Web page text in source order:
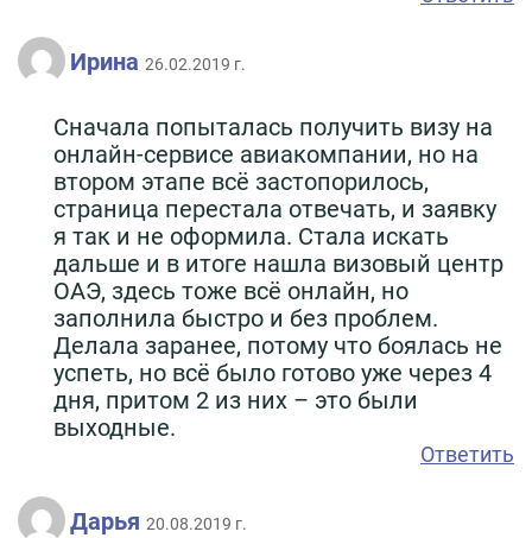
Ирина 26.02.2019 г.
Сначала попыталась получить визу на
онлайн-сервисе авиакомпании, но на
втором этапе всё застопорилось,
страница перестала отвечать, и заявку
я так и не оформила. Стала искать
дальше и в итоге нашла визовый центр
ОАЭ, здесь тоже всё онлайн, но
заполнила быстро и без проблем.
Делала заранее, потому что боялась не
успеть, но всё было готово уже через 4
дня, притом 2 из них – это были
выходные.
Ответить
Дарья 20.08.2019 г.